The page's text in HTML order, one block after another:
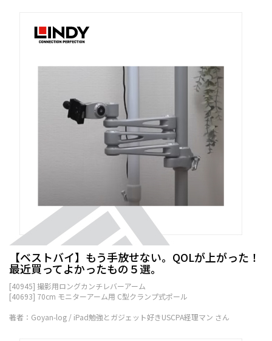
【ベストバイ】もう手放せない。QOLが上がった！
最近買ってよかったもの５選。
[40945] 撮影用ロングカンチレバーアーム
[40693] 70cm モニターアーム用 C型クランプ式ポール
著者：Goyan-log / iPad勉強とガジェット好きUSCPA経理マン さん